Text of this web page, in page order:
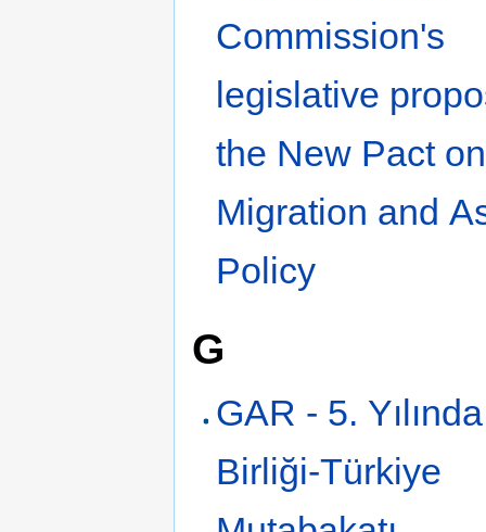
Commission's
legislative
the New Pact on
Migration and
Policy
G
GAR - 5.
Birliği-Türkiye